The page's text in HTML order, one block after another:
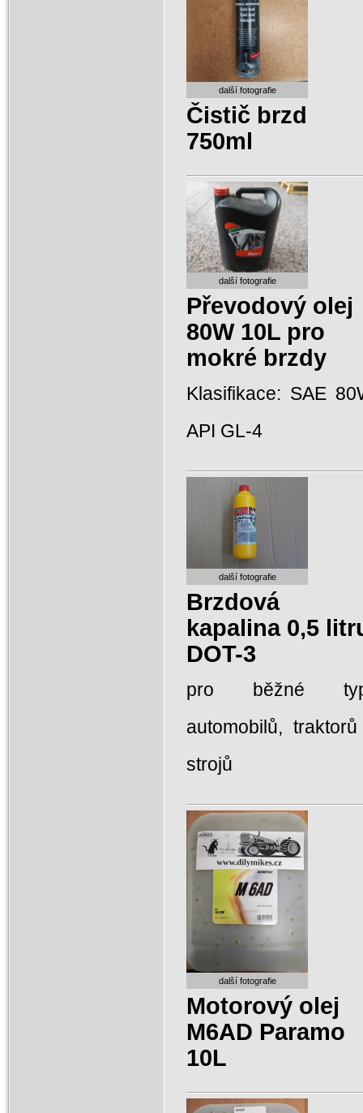
další fotografie
Čistič brzd
750ml
další fotografie
Převodový olej
80W 10L pro
mokré brzdy
Klasifikace: SAE
API GL-4
další fotografie
Brzdová
kapalina 0,5
DOT-3
pro běžné
automobilů,
strojů
další fotografie
Motorový olej
M6AD Paramo
10L